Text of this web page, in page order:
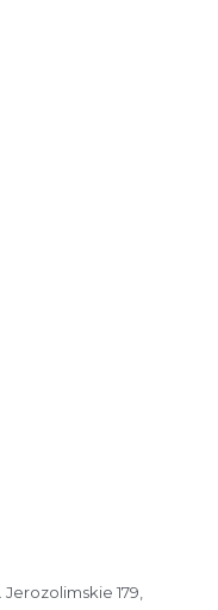
Jerozolimskie 179,